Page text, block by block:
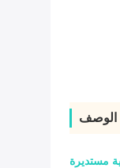
الوصف
مستديرة